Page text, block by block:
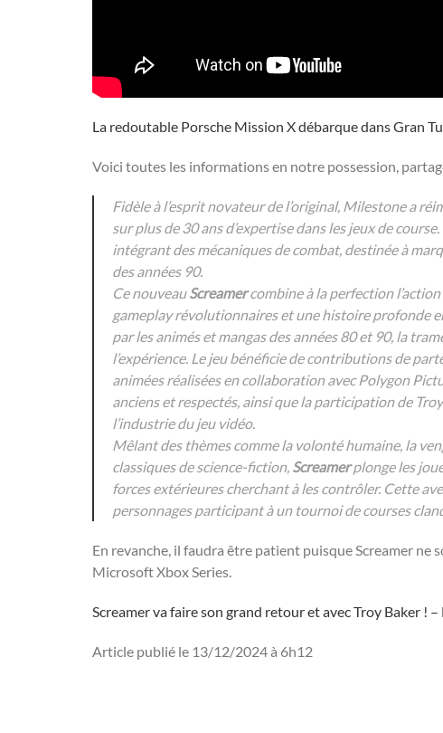
La redoutable Porsche Mission X débarque dans Gran
Voici toutes les informations en notre possession,
Fidèle à l’esprit novateur de l’original, Milestonea
sur plus de 30 ans d’expertise dans les jeux de
intégrant des mécaniques de combat, destinée à
des années 90.
Ce nouveauScreamercombine à la perfection
gameplay révolutionnaires et une histoire profonde
par les animés et mangas des années 80 et 90, la
l’expérience. Le jeu bénéficie de contributions de
animées réalisées en collaboration avecPolygon
anciens et respectés, ainsi que la participation de
l’industrie du jeu vidéo.
Mêlant des thèmes comme la volonté humaine, la
classiques de science-fiction, Screamerplonge les
forces extérieures cherchant à les contrôler. Cette
personnages participant à un tournoi de courses
En revanche, il faudra être patient puisque Screamer ne
Microsoft Xbox Series.
Screamer va faire son grand retour et avec Troy Baker ! –
Article publié le 13/12/2024 à 6h12